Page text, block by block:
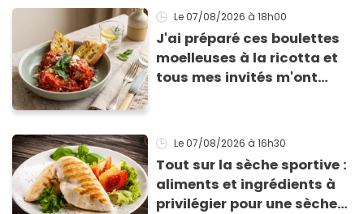
Le 07/08/2026 à 18h00
J'ai préparé ces boulettes
moelleuses à la ricotta et
tous mes invités m'ont
Le 07/08/2026 à 16h30
Tout sur la sèche sportive :
aliments et ingrédients à
privilégier pour une sèche